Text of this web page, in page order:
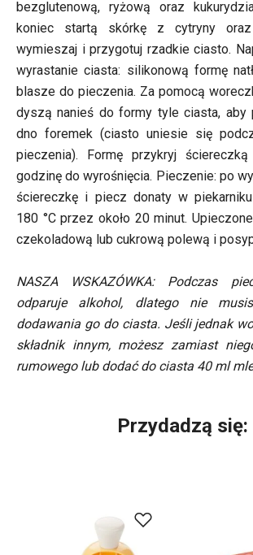
bezglutenową, ryżową oraz
koniec startą skórkę z cytryny oraz
wymieszaj i przygotuj rzadkie ciasto.
wyrastanie ciasta: silikonową formę
blasze do pieczenia. Za pomocą
dyszą nanieś do formy tyle ciasta, aby
dno foremek (ciasto uniesie się
pieczenia). Formę przykryj
godzinę do wyrośnięcia. Pieczenie: po
ściereczkę i piecz donaty w
180 °C przez około 20 minut.
czekoladową lub cukrową polewą i
NASZA WSKAZÓWKA: Podczas
odparuje alkohol, dlatego nie
dodawania go do ciasta. Jeśli jednak
składnik innym, możesz zamiast
rumowego lub dodać do ciasta 40 ml
Przydadzą się: